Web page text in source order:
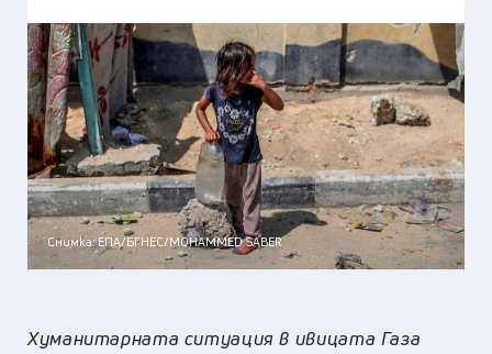
Снимка: ЕПА/БГНЕС/MOHAMMED SABER
Хуманитарната ситуация в ивицата Газа